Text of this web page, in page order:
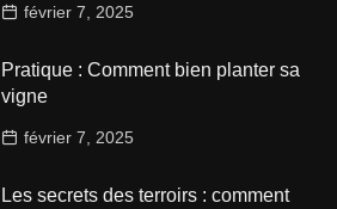
février 7, 2025
Pratique : Comment bien planter sa
vigne
février 7, 2025
Les secrets des terroirs : comment